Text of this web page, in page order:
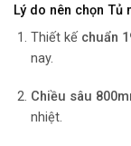
Lý do nên chọn Tủ
Thiết kế chuẩn
nay.
Chiều sâu
nhiệt.